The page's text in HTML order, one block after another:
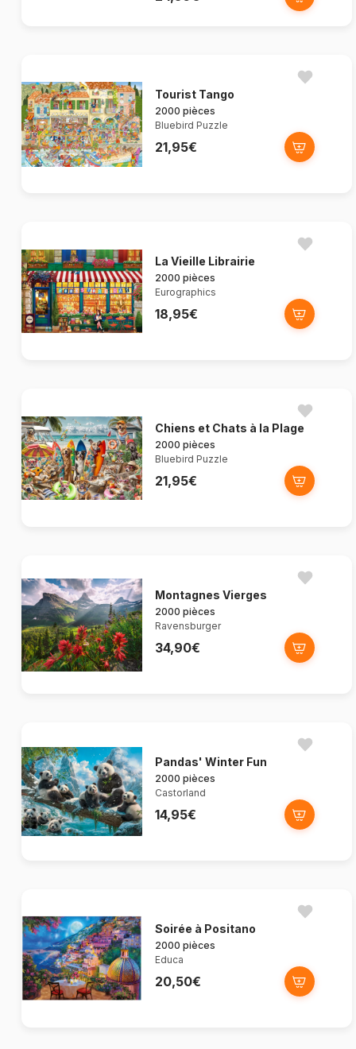
Tourist Tango
2000 pièces
Bluebird Puzzle
21,95€
La Vieille Librairie
2000 pièces
Eurographics
18,95€
Chiens et Chats à la Plage
2000 pièces
Bluebird Puzzle
21,95€
Montagnes Vierges
2000 pièces
Ravensburger
34,90€
Pandas' Winter Fun
2000 pièces
Castorland
14,95€
Soirée à Positano
2000 pièces
Educa
20,50€